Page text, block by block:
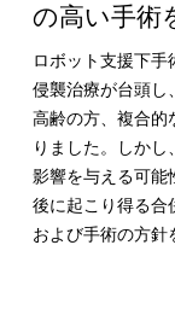
の高い手術
ロボット支援下
侵襲治療が台頭し
高齢の方、複合的
りました。しか
影響を与える可能
後に起こり得る合
および手術の方針